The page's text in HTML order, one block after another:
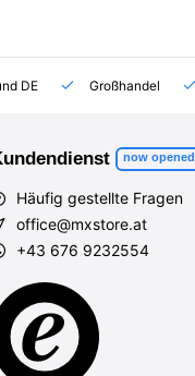
DE Großhandel
now opened
Häufig gestellte Fragen
office@mxstore.at
+43 676 9232554